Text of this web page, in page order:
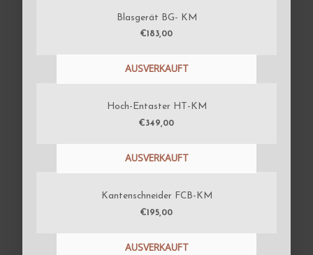
Blasgerät BG- KM
€ 183,00
AUSVERKAUFT
Hoch-Entaster HT-KM
€349,00
AUSVERKAUFT
Kantenschneider FCB-KM
€195,00
AUSVERKAUFT